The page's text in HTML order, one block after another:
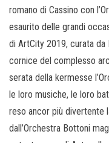
romano di Cassino con
esaurito delle grandi
di ArtCity 2019, curata da
cornice del complesso
serata della kermesse
le loro musiche, le loro
reso ancor più divertente
dall’Orchestra Bottoni